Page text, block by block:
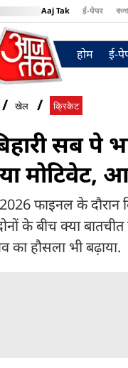
Aaj Tak ई-पेपर বাংলা
BT Bazaar
होम ई-
खेल क्रिकेट
सब पे
मोट‍िवेट,
फाइनल के दौरान
के बीच क्या
हौसला भी बढ़ाया.